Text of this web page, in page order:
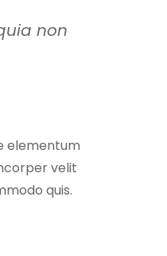
non
elementum
velit
quis.